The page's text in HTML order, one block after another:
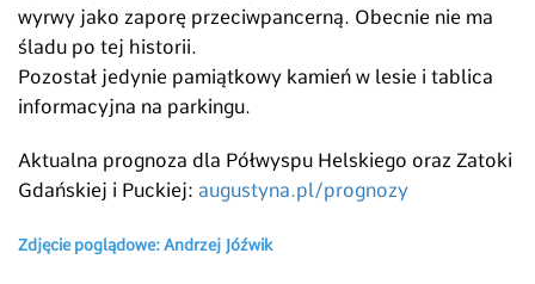
wyrwy jako zaporę przeciwpancerną. Obecnie nie ma
śladu po tej historii.
Pozostał jedynie pamiątkowy kamień w lesie i tablica
informacyjna na parkingu.
Aktualna prognoza dla Półwyspu Helskiego oraz Zatoki
Gdańskiej i Puckiej: augustyna.pl/prognozy
Zdjęcie poglądowe: Andrzej Jóźwik